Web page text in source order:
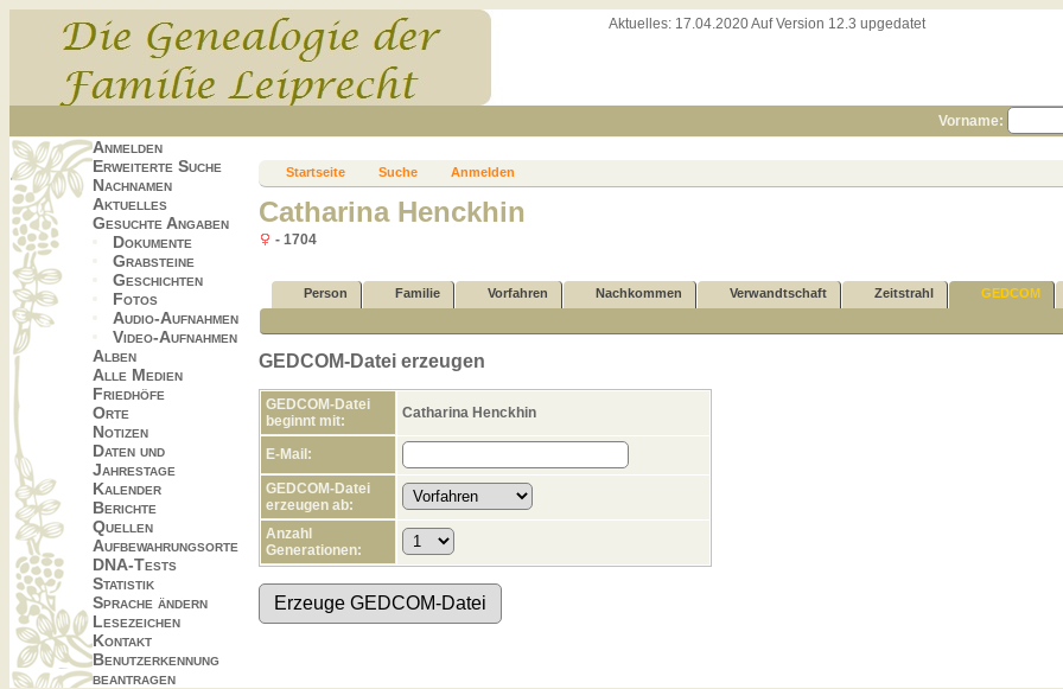
Aktuelles: 17.04.2020 Auf Version 12.3 upgedatet
Vorname:
Anmelden
Erweiterte Suche
Nachnamen
Aktuelles
Gesuchte Angaben
Dokumente
Grabsteine
Geschichten
Fotos
Audio-Aufnahmen
Video-Aufnahmen
Alben
Alle Medien
Friedhöfe
Orte
Notizen
Daten und
Jahrestage
Kalender
Berichte
Quellen
Aufbewahrungsorte
DNA-Tests
Statistik
Sprache ändern
Lesezeichen
Kontakt
Benutzerkennung
beantragen
Startseite Suche Anmelden
Catharina Henckhin
- 1704
Person Familie Vorfahren Nachkommen Verwandtschaft Zeitstrahl GEDCOM
GEDCOM-Datei erzeugen
GEDCOM-Datei
beginnt mit:
Catharina Henckhin
E-Mail:
GEDCOM-Datei
erzeugen ab:
Anzahl
Generationen: